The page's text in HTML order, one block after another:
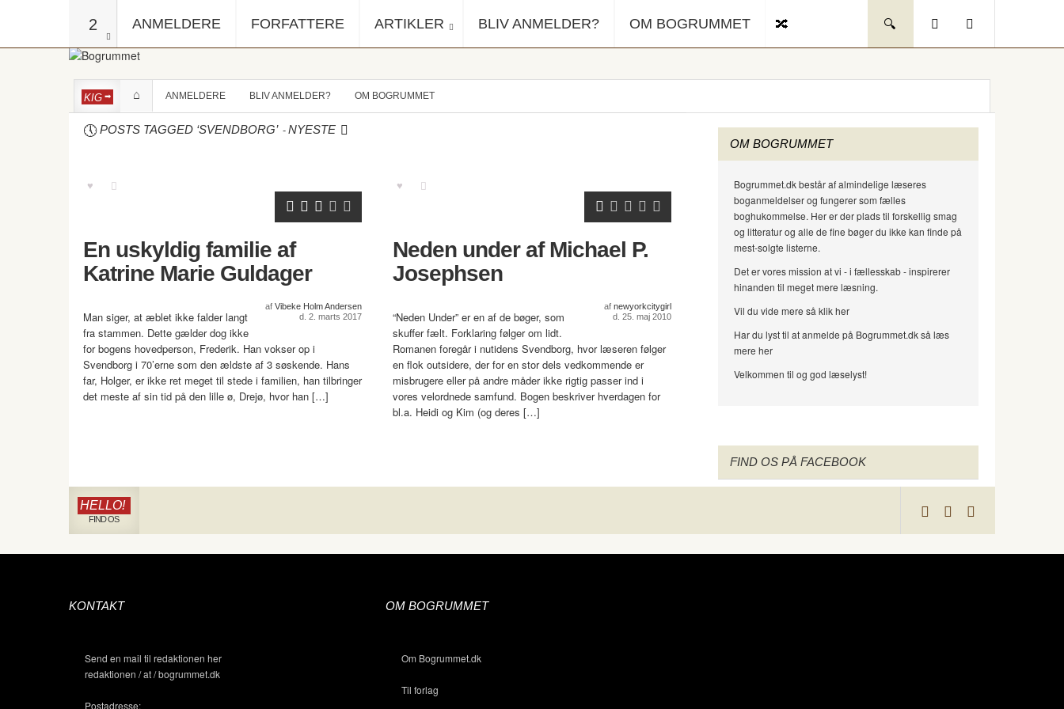
2 ANMELDERE FORFATTERE ARTIKLER BLIV ANMELDER? OM BOGRUMMET
KIG ANMELDERE BLIV ANMELDER? OM BOGRUMMET
POSTS TAGGED ‘SVENDBORG’ -NYESTE
En uskyldig familie af
Katrine Marie Guldager
af Vibeke Holm Andersen
d. 2. marts 2017
Man siger, at æblet ikke falder langt
fra stammen. Dette gælder dog ikke
for bogens hovedperson, Frederik. Han vokser op i
Svendborg i 70’erne som den ældste af 3 søskende. Hans
far, Holger, er ikke ret meget til stede i familien, han tilbringer
det meste af sin tid på den lille ø, Drejø, hvor han […]
Neden under af Michael P.
Josephsen
af newyorkcitygirl
d. 25. maj 2010
“Neden Under” er en af de bøger, som
skuffer fælt. Forklaring følger om lidt.
Romanen foregår i nutidens Svendborg, hvor læseren følger
en flok outsidere, der for en stor dels vedkommende er
misbrugere eller på andre måder ikke rigtig passer ind i
vores velordnede samfund. Bogen beskriver hverdagen for
bl.a. Heidi og Kim (og deres […]
OM BOGRUMMET
Bogrummet.dk består af almindelige læseres
boganmeldelser og fungerer som fælles
boghukommelse. Her er der plads til forskellig smag
og litteratur og alle de fine bøger du ikke kan finde på
mest-solgte listerne.
Det er vores mission at vi - i fællesskab - inspirerer
hinanden til meget mere læsning.
Vil du vide mere så klik her
Har du lyst til at anmelde på Bogrummet.dk så læs
mere her
Velkommen til og god læselyst!
FIND OS PÅ FACEBOOK
HELLO!
FIND OS
KONTAKT
Send en mail til redaktionen her
redaktionen / at / bogrummet.dk
Postadresse:
OM BOGRUMMET
Om Bogrummet.dk
Til forlag